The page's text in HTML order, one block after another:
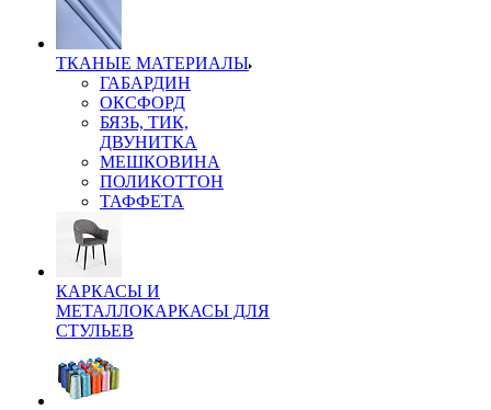
ТКАНЫЕ МАТЕРИАЛЫ
ГАБАРДИН
ОКСФОРД
БЯЗЬ, ТИК,
ДВУНИТКА
МЕШКОВИНА
ПОЛИКОТТОН
ТАФФЕТА
КАРКАСЫ И
МЕТАЛЛОКАРКАСЫ ДЛЯ
СТУЛЬЕВ